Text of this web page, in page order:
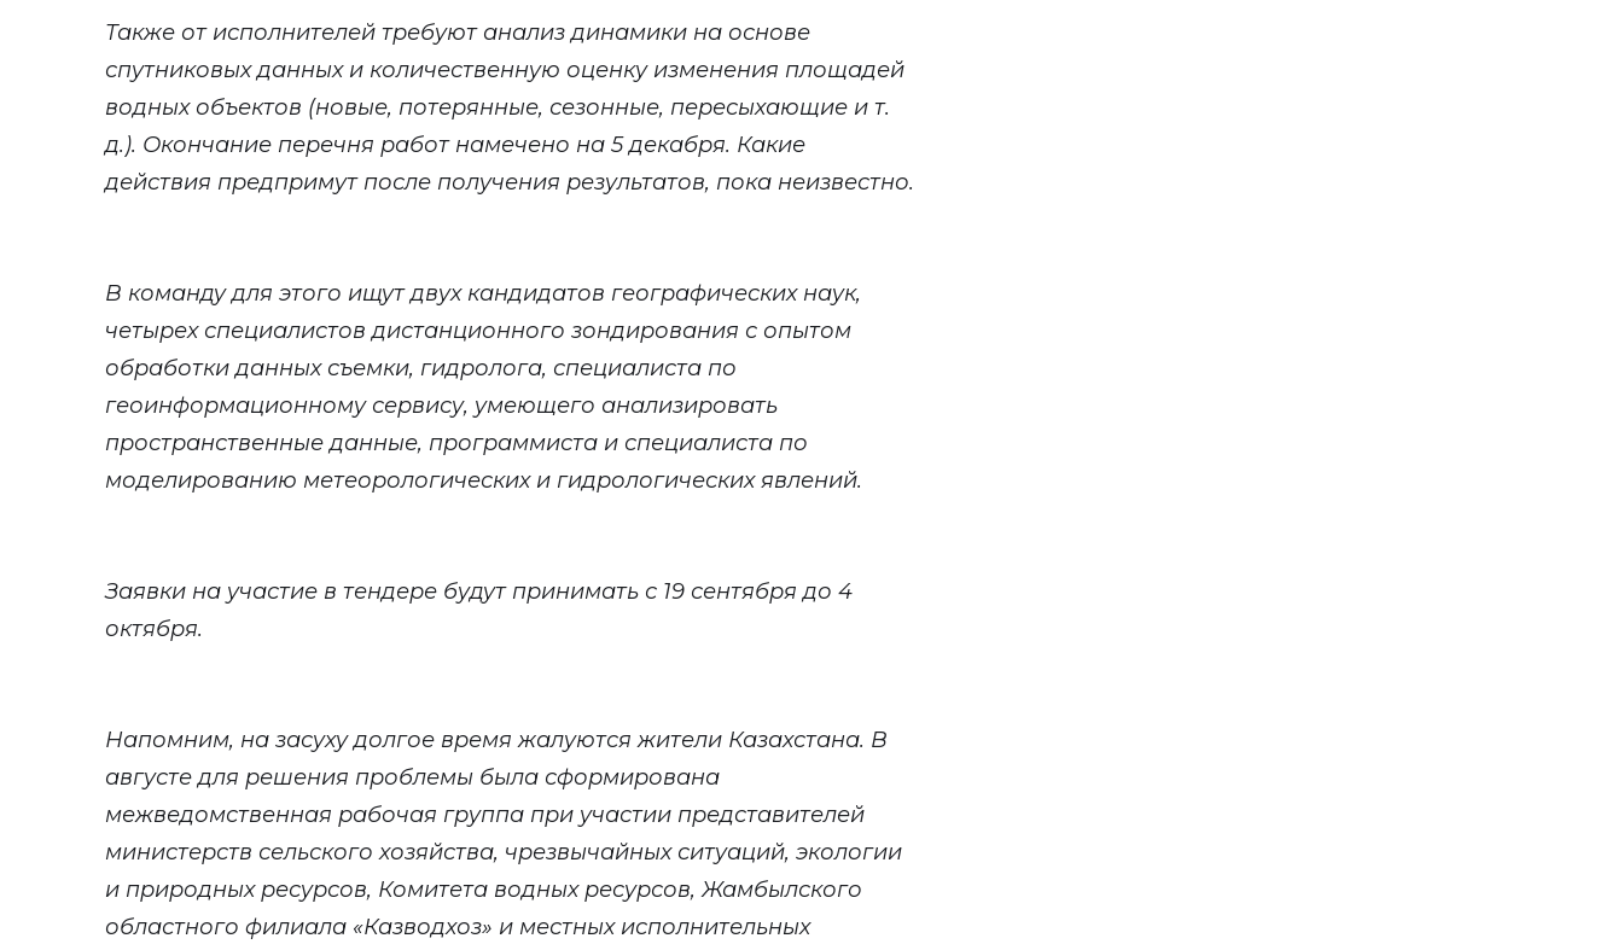
Также от исполнителей требуют анализ динамики на основе
спутниковых данных и количественную оценку изменения площадей
водных объектов (новые, потерянные, сезонные, пересыхающие и т.
д.). Окончание перечня работ намечено на 5 декабря. Какие
действия предпримут после получения результатов, пока неизвестно.
В команду для этого ищут двух кандидатов географических наук,
четырех специалистов дистанционного зондирования с опытом
обработки данных съемки, гидролога, специалиста по
геоинформационному сервису, умеющего анализировать
пространственные данные, программиста и специалиста по
моделированию метеорологических и гидрологических явлений.
Заявки на участие в тендере будут принимать с 19 сентября до 4
октября.
Напомним, на засуху долгое время жалуются жители Казахстана. В
августе для решения проблемы была сформирована
межведомственная рабочая группа при участии представителей
министерств сельского хозяйства, чрезвычайных ситуаций, экологии
и природных ресурсов, Комитета водных ресурсов, Жамбылского
областного филиала «Казводхоз» и местных исполнительных